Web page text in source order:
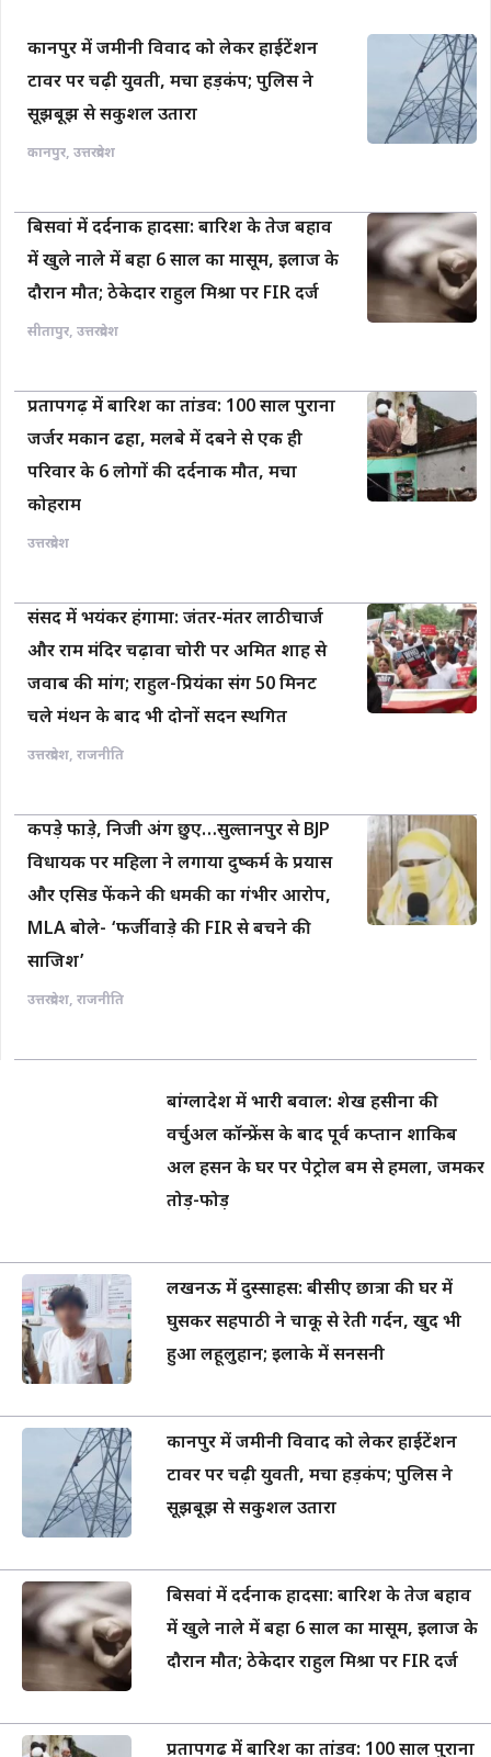
कानपुर में जमीनी विवाद को लेकर हाईटेंशन
टावर पर चढ़ी युवती, मचा हड़कंप; पुलिस ने
सूझबूझ से सकुशल उतारा
कानपुर, उत्तरप्रदेश
बिसवां में दर्दनाक हादसा: बारिश के तेज बहाव
में खुले नाले में बहा 6 साल का मासूम, इलाज के
दौरान मौत; ठेकेदार राहुल मिश्रा पर FIR दर्ज
सीतापुर, उत्तरप्रदेश
प्रतापगढ़ में बारिश का तांडव: 100 साल पुराना
जर्जर मकान ढहा, मलबे में दबने से एक ही
परिवार के 6 लोगों की दर्दनाक मौत, मचा
कोहराम
उत्तरप्रदेश
संसद में भयंकर हंगामा: जंतर-मंतर लाठीचार्ज
और राम मंदिर चढ़ावा चोरी पर अमित शाह से
जवाब की मांग; राहुल-प्रियंका संग 50 मिनट
चले मंथन के बाद भी दोनों सदन स्थगित
उत्तरप्रदेश, राजनीति
कपड़े फाड़े, निजी अंग छुए…सुल्तानपुर से BJP
विधायक पर महिला ने लगाया दुष्कर्म के प्रयास
और एसिड फेंकने की धमकी का गंभीर आरोप,
MLA बोले- ‘फर्जीवाड़े की FIR से बचने की
साजिश’
उत्तरप्रदेश, राजनीति
बांग्लादेश में भारी बवाल: शेख हसीना की
वर्चुअल कॉन्फ्रेंस के बाद पूर्व कप्तान शाकिब
अल हसन के घर पर पेट्रोल बम से हमला, जमकर
तोड़-फोड़
लखनऊ में दुस्साहस: बीसीए छात्रा की घर में
घुसकर सहपाठी ने चाकू से रेती गर्दन, खुद भी
हुआ लहूलुहान; इलाके में सनसनी
कानपुर में जमीनी विवाद को लेकर हाईटेंशन
टावर पर चढ़ी युवती, मचा हड़कंप; पुलिस ने
सूझबूझ से सकुशल उतारा
बिसवां में दर्दनाक हादसा: बारिश के तेज बहाव
में खुले नाले में बहा 6 साल का मासूम, इलाज के
दौरान मौत; ठेकेदार राहुल मिश्रा पर FIR दर्ज
प्रतापगढ़ में बारिश का तांडव: 100 साल पुराना